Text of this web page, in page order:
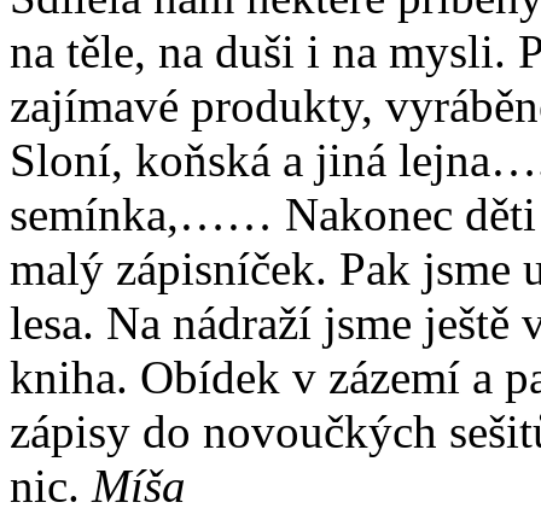
na těle, na duši i na mysli.
zajímavé produkty,
Sloní, koňská a jiná
semínka,…… Nakonec děti
malý zápisníček. Pak jsme
lesa. Na nádraží jsme
kniha. Obídek v zázemí a
zápisy do novoučkých
nic. Míša